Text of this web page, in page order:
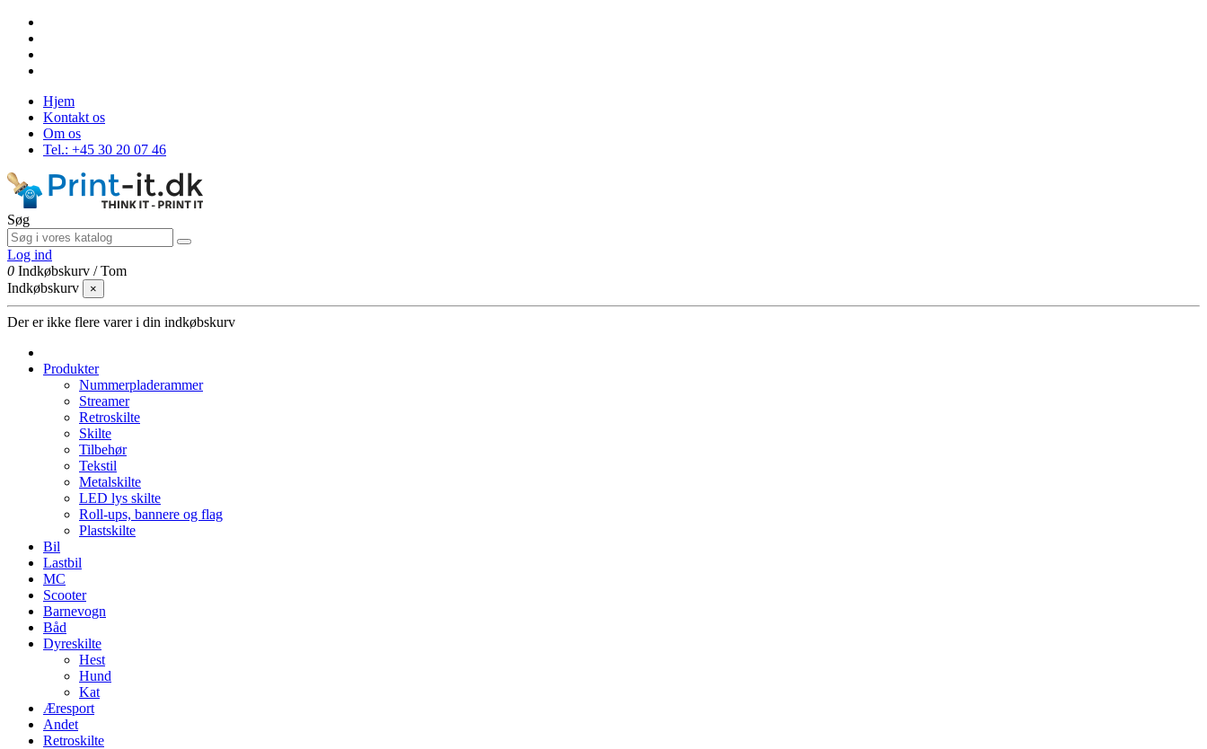
Hjem
Kontakt os
Om os
Tel.: +45 30 20 07 46
Søg
Log ind
0 Indkøbskurv /Tom
Indkøbskurv
×
Der er ikke flere varer i din indkøbskurv
Produkter
Nummerpladerammer
Streamer
Retroskilte
Skilte
Tilbehør
Tekstil
Metalskilte
LED lys skilte
Roll-ups, bannere og flag
Plastskilte
Bil
Lastbil
MC
Scooter
Barnevogn
Båd
Dyreskilte
Hest
Hund
Kat
Æresport
Andet
Retroskilte